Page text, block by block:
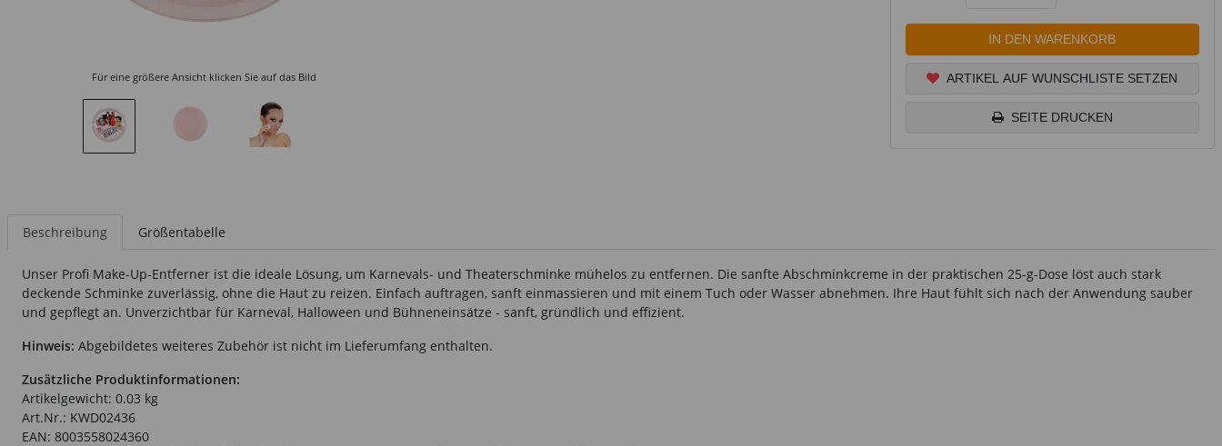
Für eine größere Ansicht klicken Sie auf das Bild
IN DEN WARENKORB
ARTIKEL AUF WUNSCHLISTE SETZEN
SEITE DRUCKEN
Beschreibung Größentabelle
Unser Profi Make-Up-Entferner ist die ideale Lösung, um Karnevals- und Theaterschminke mühelos zu entfernen. Die sanfte Abschminkcreme in der praktischen 25-g-Dose löst auch stark
deckende Schminke zuverlässig, ohne die Haut zu reizen. Einfach auftragen, sanft einmassieren und mit einem Tuch oder Wasser abnehmen. Ihre Haut fühlt sich nach der Anwendung sauber
und gepflegt an. Unverzichtbar für Karneval, Halloween und Bühneneinsätze - sanft, gründlich und effizient.
Hinweis: Abgebildetes weiteres Zubehör ist nicht im Lieferumfang enthalten.
Zusätzliche Produktinformationen:
Artikelgewicht: 0.03 kg
Art.Nr.: KWD02436
EAN: 8003558024360